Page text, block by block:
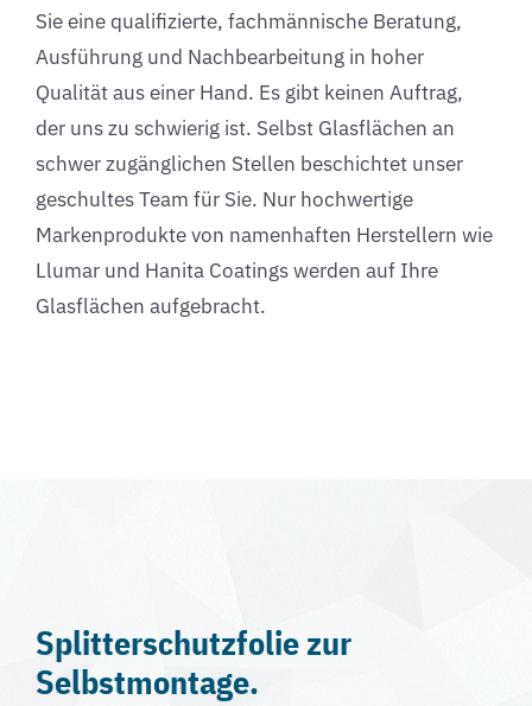
Sie eine qualifizierte, fachmännische Beratung,
Ausführung und Nachbearbeitung in hoher
Qualität aus einer Hand. Es gibt keinen Auftrag,
der uns zu schwierig ist. Selbst Glasflächen an
schwer zugänglichen Stellen beschichtet unser
geschultes Team für Sie. Nur hochwertige
Markenprodukte von namenhaften Herstellern wie
Llumar und Hanita Coatings werden auf Ihre
Glasflächen aufgebracht.
Splitterschutzfolie zur
Selbstmontage.